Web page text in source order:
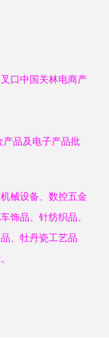
口中国关林电商产
品及电子产品批
械设备、数控五金
饰品、针纺织品、
、牡丹瓷工艺品